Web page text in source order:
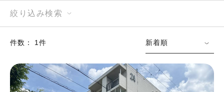
絞り込み検索
件数： 1件 新着順